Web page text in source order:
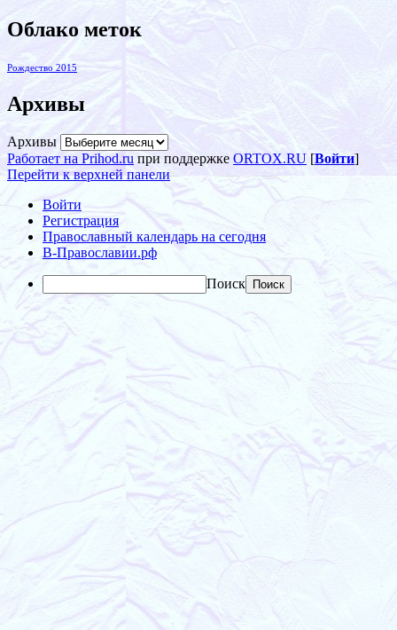
Облако меток
Рождество 2015
Архивы
Архивы
Работает на Prihod.ru при поддержке ORTOX.RU [Войти]
Перейти к верхней панели
Войти
Регистрация
Православный календарь на сегодня
В-Православии.рф
Поиск